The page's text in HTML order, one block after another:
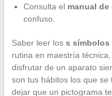
Consulta el manual de
confuso.
Saber leer los s símbolos
rutina en maestría
disfrutar de un aparato
son tus hábitos los que
dejar que un pictograma